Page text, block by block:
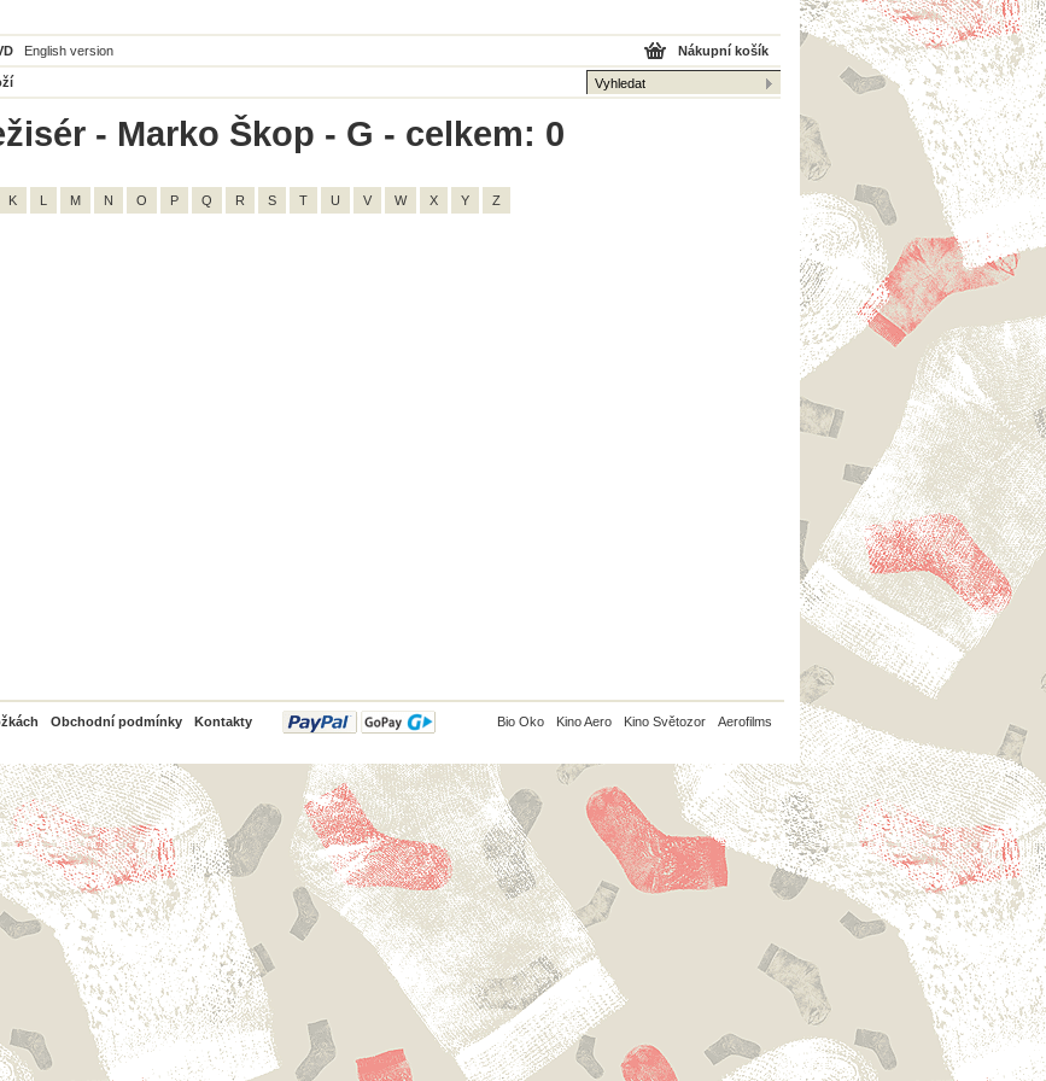
English version Nákupní košík
- Marko Škop - G - celkem: 0
K L M N O P Q R S T U V W X Y Z
Obchodní podmínky Kontakty
PayPal Bio Oko Kino Aero Kino Světozor Aerofilms